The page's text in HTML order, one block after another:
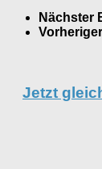
Nächster
Jetzt